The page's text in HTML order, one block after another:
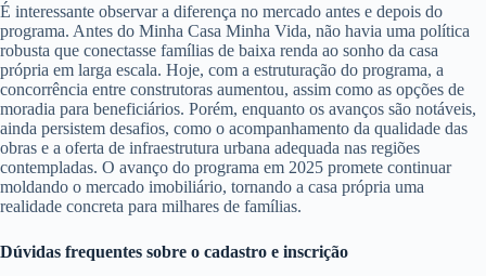
É interessante observar a diferença no mercado antes e depois do
programa. Antes do Minha Casa Minha Vida, não havia uma política
robusta que conectasse famílias de baixa renda ao sonho da casa
própria em larga escala. Hoje, com a estruturação do programa, a
concorrência entre construtoras aumentou, assim como as opções de
moradia para beneficiários. Porém, enquanto os avanços são notáveis,
ainda persistem desafios, como o acompanhamento da qualidade das
obras e a oferta de infraestrutura urbana adequada nas regiões
contempladas. O avanço do programa em 2025 promete continuar
moldando o mercado imobiliário, tornando a casa própria uma
realidade concreta para milhares de famílias.
Dúvidas frequentes sobre o cadastro e inscrição